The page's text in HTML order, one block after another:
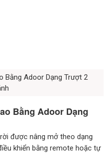
Bằng Adoor Dạng Trượt 2
Bằng Adoor Dạng
được nâng mở theo dạng
khiển bằng remote hoặc tự